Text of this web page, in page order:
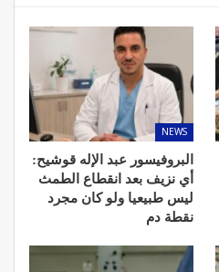
NEWS
البروفيسور عبد الإله قوشيح:
أي نزيف بعد انقطاع الطمث
ليس طبيعيا ولو كان مجرد
نقطة دم